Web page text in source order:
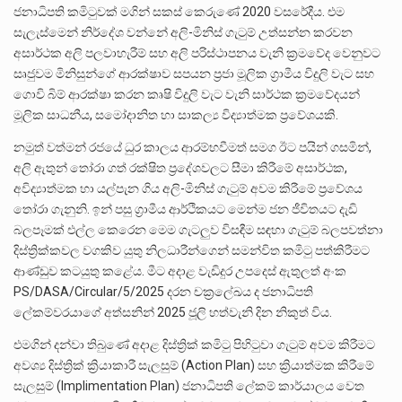
ජනාධිපති කමිටුවක් මගින් සකස් කෙරුණේ 2020 වසරේදීය. එම
සැලැස්මෙන් නිර්දේශ වන්නේ අලි-මිනිස් ගැටුම් උත්සන්න කරවන
අසාර්ථක අලි පලවාහැරීම් සහ අලි පරිස්ථාපනය වැනි ක්‍රමවේද වෙනුවට
සෘජුවම මිනිසුන්ගේ ආරක්ෂාව සපයන ප්‍රජා මූලික ග්‍රාමීය විදුලි වැට සහ
ගොවි බිම් ආරක්ෂා කරන කෘෂි විදුලි වැට වැනි සාර්ථක ක්‍රමවේදයන්
මූලික සාධනීය, සමෝදානිත හා සාකල්‍ය විද්‍යාත්මක ප්‍රවේශයකි.
නමුත් වත්මන් රජයේ ධුර කාලය ආරම්භවීමත් සමග ඊට පයින් ගසමින්,
අලි ඇතුන් තෝරා ගත් රක්ෂිත ප්‍රදේශවලට සීමා කිරීමේ අසාර්ථක,
අවිද්‍යාත්මක හා යල්පැන ගිය අලි-මිනිස් ගැටුම් අවම කිරීමේ ප්‍රවේශය
තෝරා ගැනුනි. ඉන් පසු ග්‍රාමීය ආර්ථිකයට මෙන්ම ජන ජීවිතයට දැඩි
බලපෑමක් එල්ල කෙරෙන මෙම ගැටලුව විසඳීම සඳහා ගැටුම් බලපවත්නා
දිස්ත්‍රික්කවල වගකිව යුතු නිලධාරීන්ගෙන් සමන්විත කමිටු පත්කිරීමට
ආණ්ඩුව කටයුතු කළේය. මීට අදාළ වැඩිදුර උපදෙස් ඇතුලත් අංක
PS/DASA/Circular/5/2025 දරන චක්‍රලේඛය ද ජනාධිපති
ලේකම්වරයාගේ අත්සනින් 2025 ජූලි හත්වැනි දින නිකුත් විය.
එමගින් දන්වා තිබුණේ අදාළ දිස්ත්‍රික් කමිටු පිහිටුවා ගැටුම් අවම කිරීමට
අවශ්‍ය දිස්ත්‍රික් ක්‍රියාකාරී සැලසුම් (Action Plan) සහ ක්‍රියාත්මක කිරීමේ
සැලසුම් (Implimentation Plan) ජනාධිපති ලේකම් කාර්යාලය වෙත